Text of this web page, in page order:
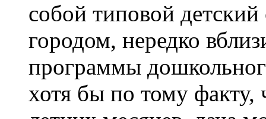
собой типовой
городом, нередко
программы
хотя бы по тому факту,